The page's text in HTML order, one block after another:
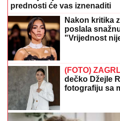
prednosti će vas iznenaditi
Nakon kritika
poslala
"Vrijednost
(FOTO)
dečko Džejle
fotografiju sa